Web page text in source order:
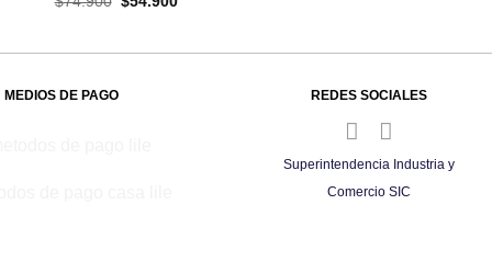
MEDIOS DE PAGO REDES SOCIALES
Superintendencia Industria y
Comercio SIC